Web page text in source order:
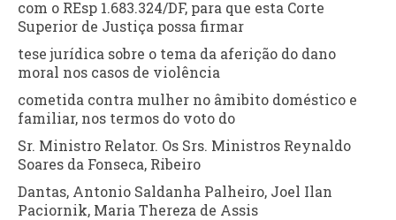
com o REsp 1.683.324/DF, para que esta Corte
Superior de Justiça possa firmar
tese jurídica sobre o tema da aferição do dano
moral nos casos de violência
cometida contra mulher no âmibito doméstico e
familiar, nos termos do voto do
Sr. Ministro Relator. Os Srs. Ministros Reynaldo
Soares da Fonseca, Ribeiro
Dantas, Antonio Saldanha Palheiro, Joel Ilan
Paciornik, Maria Thereza de Assis